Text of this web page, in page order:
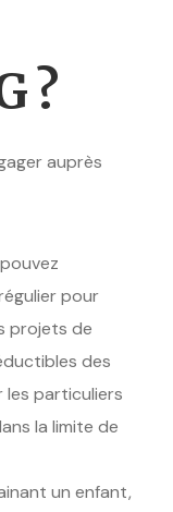
?
auprès
pour
projets de
des
particuliers
la limite de
un enfant,